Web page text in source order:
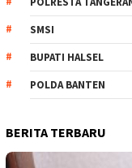
SMSI
BUPATI HALSEL
POLDA BANTEN
BERITA TERBARU